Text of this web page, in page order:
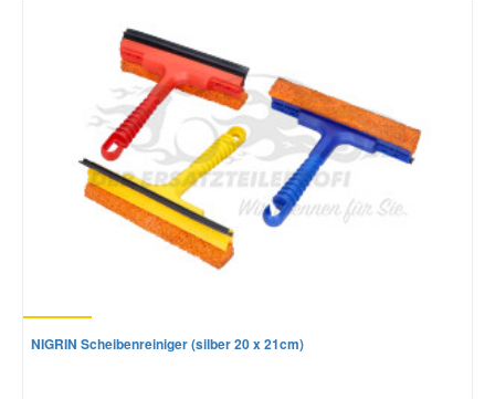
NIGRIN Scheibenreiniger (silber 20 x 21cm)